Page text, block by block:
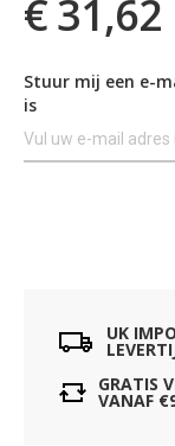
€ 31,62
Stuur mij een e-
is
UK
GRATIS
VANAF